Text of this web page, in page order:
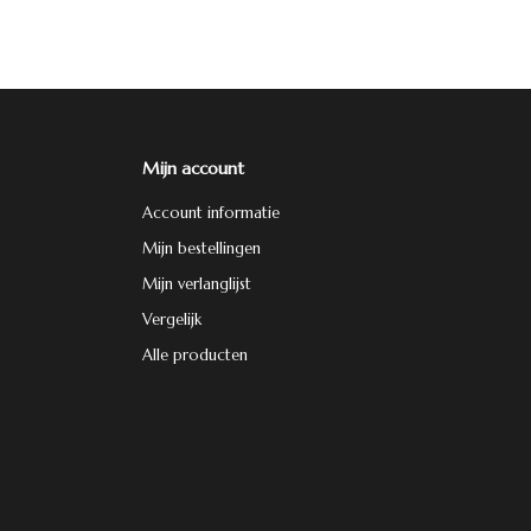
Mijn account
Account informatie
Mijn bestellingen
Mijn verlanglijst
Vergelijk
Alle producten